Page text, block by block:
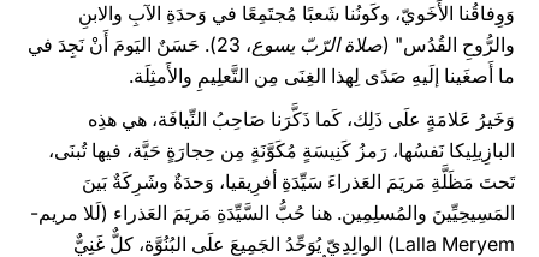
وَوِفاقُنا الأَخَويّ، وكَونُنا شَعبًا مُجتَمِعًا في وَحدَةِ الآبِ والابنِ
والرُّوحِ القُدُس" (صلاة الرّبّ يسوع
، 23). حَسَنٌ اليَومَ أَنْ نَجِدَ في
ما أَصغَينا إلَيهِ صَدًى لِهذا الغِنَى مِن التَّعلِيمِ والأَمثِلَة.
وَخَيرُ عَلامَةٍ علَى ذَلِك، كَما ذَكَّرَنا صَاحِبُ النِّيافَة، هي هذِه
البازِيلِيكا نَفسُها، رَمزُ كَنِيسَةٍ مُكَوَّنَةٍ مِن حِجارَةٍ حَيَّة، فيها تُبنَى،
تَحتَ مَظَلَّةِ مَريَمَ العَذراءَ سَيِّدَةِ أفرِيقيا، وَحدَةٌ وشَرِكَةٌ بَينَ
المَسِيحِيِّينَ والمُسلِمِين. هنا حُبُّ السَّيِّدَةِ مَريَمَ العَذراء (لَلا مريم-
Lalla Meryem) الوالِدِيّ يُوَحِّدُ الجَمِيعَ علَى البُنُوَّة، كلٌّ غَنِيٌّ